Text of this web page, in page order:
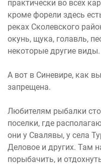
практически во всех
кроме форели здесь
реках Сколевского
окунь, щука, голавль,
некоторые другие виды.
А вот в Синевире, как
запрещена.
Любителям рыбалки
поселки, где
они у Свалявы, у села
Деловое и других. Там
порыбачить, и